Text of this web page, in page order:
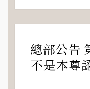
總部公告
不是本尊